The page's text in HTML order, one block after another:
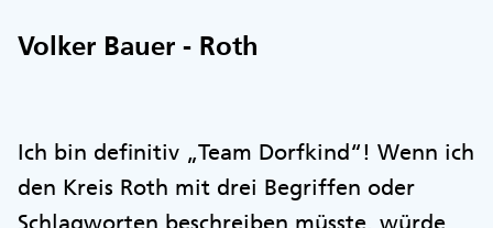
Volker Bauer - Roth
Ich bin definitiv „Team Dorfkind“! Wenn ich
den Kreis Roth mit drei Begriffen oder
Schlagworten beschreiben müsste, würde